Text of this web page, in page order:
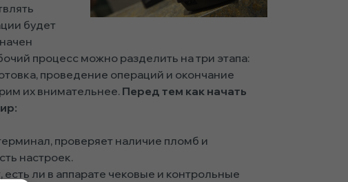
будет
процесс можно разделить на три этапа:
проведение операций и окончание
их внимательнее. Перед тем как начать
проверяет наличие пломб и
настроек.
есть ли в аппарате чековые и контрольные